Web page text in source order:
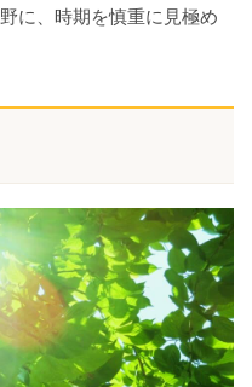
に、時期を慎重に見極め